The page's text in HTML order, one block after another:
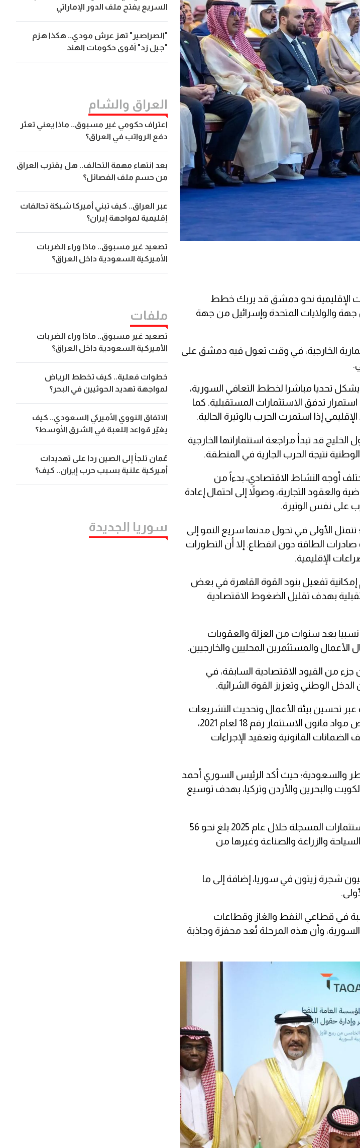
الإقليمية نحو دمشق قد يربك خطط
جهة والولايات المتحدة وإسرائيل من جهة
الخارجية، في وقت تعول فيه دمشق على
تحديا مباشرا لخطط التعافي السورية،
تدفق الاستثمارات المستقبلية. كما
إذا استمرت الحرب بالوتيرة الحالية.
فاينانشال تايمز قد ذكرت في تقرير نشر في 6 مارس 2026 أن دول الخليج قد تبدأ مراجعة استثماراتها الخارجية
نتيجة الحرب الجارية في المنطقة.
أوجه النشاط الاقتصادي، بدءاً من
والعقود التجارية، وصولاً إلى احتمال إعادة
على نفس الوتيرة.
الأولى في تحول مدنها سريع النمو إلى
الطاقة دون انقطاع. إلا أن التطورات
الإقليمية.
تفعيل بنود القوة القاهرة في بعض
بهدف تقليل الضغوط الاقتصادية
سوريا تحولا اقتصاديا نسبيا بعد سنوات من العزلة والعقوبات
الأعمال والمستثمرين المحليين والخارجيين.
من القيود الاقتصادية السابقة، في
الوطني وتعزيز القوة الشرائية.
تحسين بيئة الأعمال وتحديث التشريعات
الاقتصادية، وكان من أبرزها إصدار المرسوم رقم (114) لعام 2025 الذي عدل بعض مواد قانون الاستثمار رقم 18 لعام 2021،
القانونية وتعقيد الإجراءات
والسعودية؛ حيث أكد الرئيس السوري أحمد
والبحرين والأردن وتركيا، بهدف توسيع
وفي هذا الإطار، أعلن رئيس هيئة الاستثمار السورية طلال الهلالي أن حجم الاستثمارات المسجلة خلال عام 2025 بلغ نحو 56
والزراعة والصناعة وغيرها من
وجود توجه استثماري لتعزيز قطاع الزراعة، نظراً لوجود نحو 500 مليون شجرة زيتون في سوريا، إضافة إلى ما
في قطاعي النفط والغاز وقطاعات
وأن هذه المرحلة تُعد محفزة وجاذبة
السريع يفتح ملف الدور الإماراتي
"الصراصير" تهز عرش مودي.. هكذا هزم
"جيل زد" أقوى حكومات الهند
العراق والشام
اعتراف حكومي غير مسبوق.. ماذا يعني تعثر
دفع الرواتب في العراق؟
بعد انتهاء مهمة التحالف.. هل يقترب العراق
من حسم ملف الفصائل؟
عبر العراق.. كيف تبني أميركا شبكة تحالفات
إقليمية لمواجهة إيران؟
تصعيد غير مسبوق.. ماذا وراء الضربات
الأميركية السعودية داخل العراق؟
ملفات
تصعيد غير مسبوق.. ماذا وراء الضربات
الأميركية السعودية داخل العراق؟
خطوات فعلية.. كيف تخطط الرياض
لمواجهة تهديد الحوثيين في البحر؟
الاتفاق النووي الأميركي السعودي.. كيف
يغيّر قواعد اللعبة في الشرق الأوسط؟
عُمان تلجأ إلى الصين ردا على تهديدات
أميركية علنية بسبب حرب إيران.. كيف؟
سوريا الجديدة